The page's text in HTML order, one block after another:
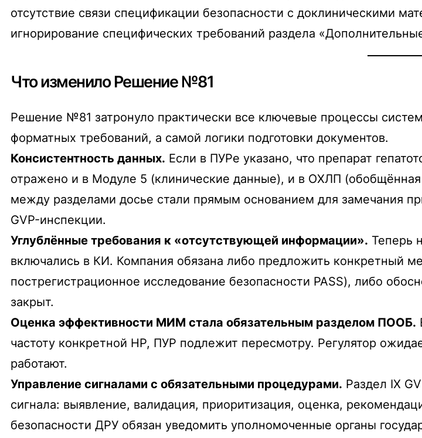
отсутствие связи спецификации безопасности с доклиническими
игнорирование специфических требований раздела
Что изменило Решение №81
Решение №81 затронуло практически все ключевые процессы
форматных требований, а самой логики подготовки документов.
Консистентность данных. Если в ПУРе указано, что препарат
отражено и в Модуле 5 (клинические данные), и в ОХЛП (обобщённая
между разделами досье стали прямым основанием для замечания
GVP-инспекции.
Углублённые требования к «отсутствующей информации». Теперь
включались в КИ. Компания обязана либо предложить конкретный
пострегистрационное исследование безопасности PASS), либо
закрыт.
Оценка эффективности МИМ стала обязательным разделом ПООБ.
частоту конкретной НР, ПУР подлежит пересмотру. Регулятор
работают.
Управление сигналами с обязательными процедурами. Раздел IX
сигнала: выявление, валидация, приоритизация, оценка,
безопасности ДРУ обязан уведомить уполномоченные органы